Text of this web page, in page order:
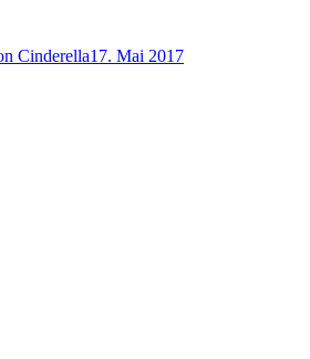
Cinderella17. Mai 2017